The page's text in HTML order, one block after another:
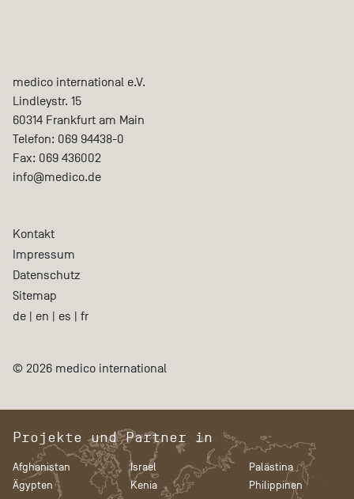
medico international e.V.
Lindleystr. 15
60314 Frankfurt am Main
Telefon: 069 94438-0
Fax: 069 436002
info@medico.de
Kontakt
Impressum
Datenschutz
Sitemap
de | en | es | fr
© 2026 medico international
Projekte und Partner in
Afghanistan
Ägypten
Israel
Kenia
Palästina
Philippinen